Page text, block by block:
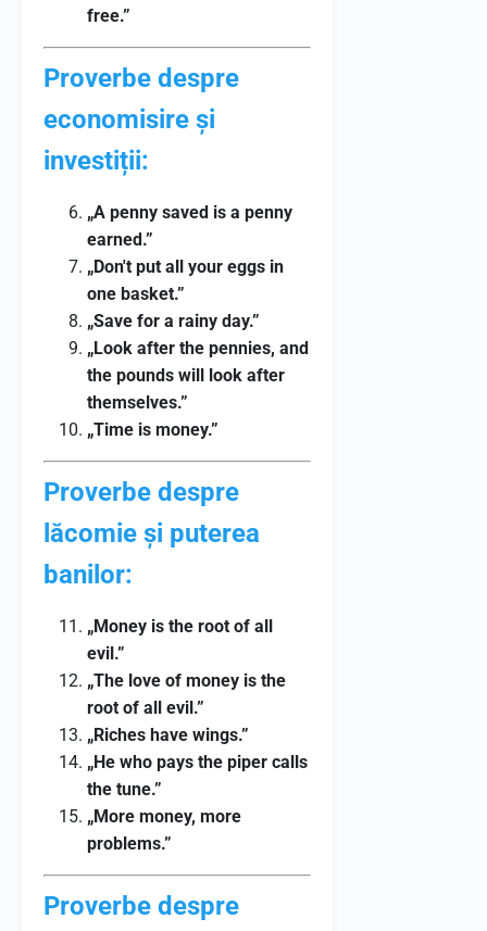
free.”
Proverbe despre
economisire și
investiții:
„A penny saved is a penny
earned.”
„Don't put all your eggs in
one basket.”
„Save for a rainy day.”
„Look after the pennies, and
the pounds will look after
themselves.”
„Time is money.”
Proverbe despre
lăcomie și puterea
banilor:
„Money is the root of all
evil.”
„The love of money is the
root of all evil.”
„Riches have wings.”
„He who pays the piper calls
the tune.”
„More money, more
problems.”
Proverbe despre